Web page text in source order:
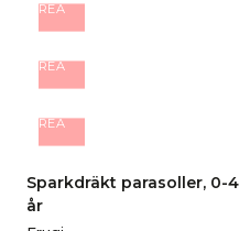
REA
REA
REA
Sparkdräkt parasoller, 0-4
år